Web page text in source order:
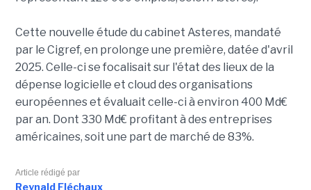
Cette nouvelle étude du cabinet Asteres, mandaté
par le Cigref, en prolonge une première, datée d'avril
2025. Celle-ci se focalisait sur l'état des lieux de la
dépense logicielle et cloud des organisations
européennes et évaluait celle-ci à environ 400 Md€
par an. Dont 330 Md€ profitant à des entreprises
américaines, soit une part de marché de 83%.
Article rédigé par
Reynald Fléchaux